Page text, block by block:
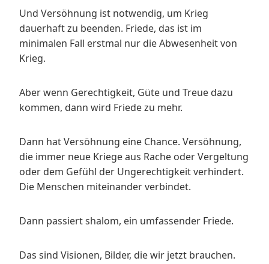
Und Versöhnung ist notwendig, um Krieg
dauerhaft zu beenden. Friede, das ist im
minimalen Fall erstmal nur die Abwesenheit von
Krieg.
Aber wenn Gerechtigkeit, Güte und Treue dazu
kommen, dann wird Friede zu mehr.
Dann hat Versöhnung eine Chance. Versöhnung,
die immer neue Kriege aus Rache oder Vergeltung
oder dem Gefühl der Ungerechtigkeit verhindert.
Die Menschen miteinander verbindet.
Dann passiert shalom, ein umfassender Friede.
Das sind Visionen, Bilder, die wir jetzt brauchen.